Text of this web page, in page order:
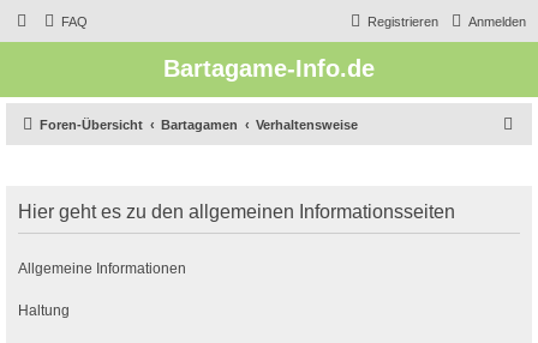
FAQ Anmelden
Registrieren
Bartagame-Info.de
Foren-Übersicht Bartagamen Verhaltensweise
e
Hier geht es zu den allgemeinen Informationsseiten
Allgemeine Informationen
Haltung